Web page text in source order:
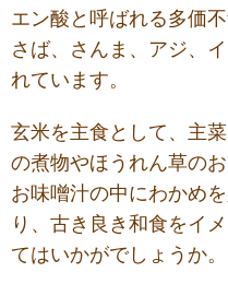
エン酸と呼ばれる多価
さば、さんま、アジ、
れています。
玄米を主食として、主
の煮物やほうれん草の
お味噌汁の中にわかめ
り、古き良き和食をイ
てはいかがでしょうか。